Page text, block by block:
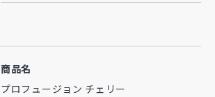
商品名
プロフュージョン チェリー